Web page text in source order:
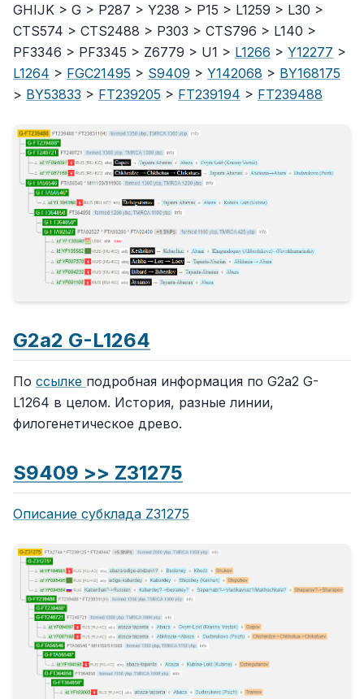
GHIJK > G > P287 > Y238 > P15 > L1259 > L30 >
CTS574 > CTS2488 > P303 > CTS796 > L140 >
PF3346 > PF3345 > Z6779 > U1 > L1266 > Y12277 >
L1264 > FGC21495 > S9409 > Y142068 > BY168175
> BY53833 > FT239205 > FT239194 > FT239488
G2a2 G-L1264
По ссылке подробная информация по G2a2 G-
L1264 в целом. История, разные линии,
филогенетическое древо.
S9409 >> Z31275
Описание субклада Z31275